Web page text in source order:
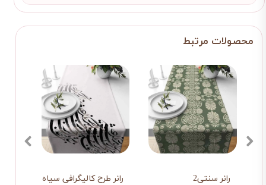
رانر طرح کالیگرافی سیاه سفید رانر سنتی2